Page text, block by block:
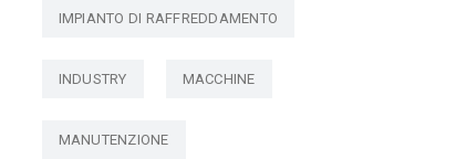
IMPIANTO DI RAFFREDDAMENTO
INDUSTRY MACCHINE
MANUTENZIONE